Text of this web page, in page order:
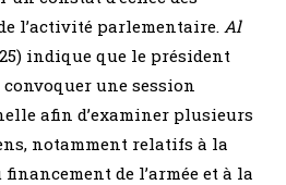
l’activité parlementaire. Al
indique que le président
une session
afin d’examiner plusieurs
notamment relatifs à la
de l’armée et à la